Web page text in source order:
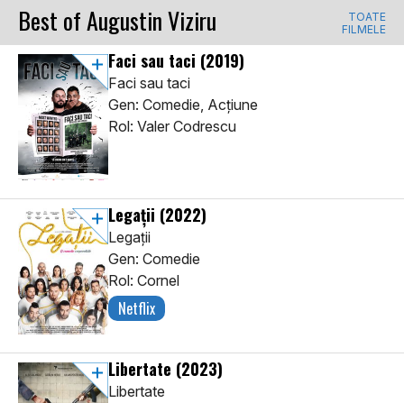
Best of Augustin Viziru
TOATE
FILMELE
Faci sau taci (2019)
Faci sau taci
Gen: Comedie, Acţiune
Rol: Valer Codrescu
Legații (2022)
Legații
Gen: Comedie
Rol: Cornel
Netflix
Libertate (2023)
Libertate